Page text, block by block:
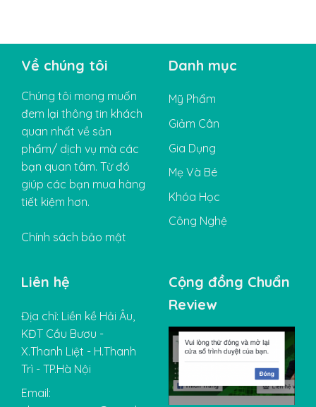
Về chúng tôi
Chúng tôi mong muốn
đem lại thông tin khách
quan nhất về sản
phẩm/ dịch vụ mà các
bạn quan tâm. Từ đó
giúp các bạn mua hàng
tiết kiệm hơn.
Chính sách bảo mật
Danh mục
Mỹ Phẩm
Giảm Cân
Gia Dụng
Mẹ Và Bé
Khóa Học
Công Nghệ
Liên hệ
Địa chỉ: Liền kề Hải Âu,
KĐT Cầu Bươu -
X.Thanh Liệt - H.Thanh
Trì - TP.Hà Nội
Email:
Cộng đồng Chuẩn
Review